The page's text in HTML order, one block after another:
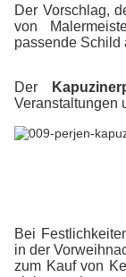
Der Vorschlag,
von
passende Schild
Der
Veranstaltungen
Bei
in der
zum Kauf von